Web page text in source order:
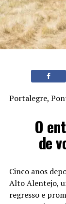
Portalegre,
O
de
Cinco anos
Alto Alentejo,
regresso e